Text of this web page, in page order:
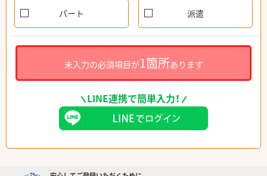
パート 派遣
未入力の必須項目が1箇所あります
LINE連携で簡単入力！